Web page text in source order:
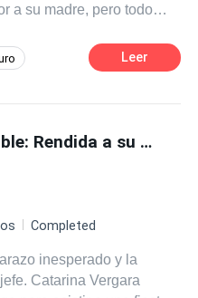
a su madre, pero todo
en otra persona.
pasó a ser despreciada
por su padrastro, y en
vivir, terminó
en un puente…
Leer
Jefe Irresistible: Rendida a su Pasión
Completed
inesperado y la